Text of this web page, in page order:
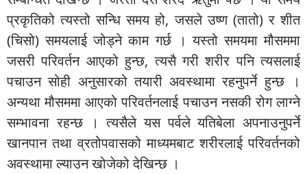
प्रकृतिको त्यस्तो सन्धि समय हो, जसले उष्ण (तातो) र शीत
(चिसो) समयलाई जोड्ने काम गर्छ । यस्तो समयमा मौसममा
जसरी परिवर्तन आएको हुन्छ, त्यसै गरी शरीर पनि त्यसलाई
पचाउन सोही अनुसारको तयारी अवस्थामा रहनुपर्ने हुन्छ ।
अन्यथा मौसममा आएको परिवर्तनलाई पचाउन नसकी रोग लाग्ने
सम्भावना रहन्छ । त्यसैले यस पर्वले यतिबेला अपनाउनुपर्ने
खानपान तथा व्रतोपवासको माध्यमबाट शरीरलाई परिवर्तनको
अवस्थामा ल्याउन खोजेको देखिन्छ ।